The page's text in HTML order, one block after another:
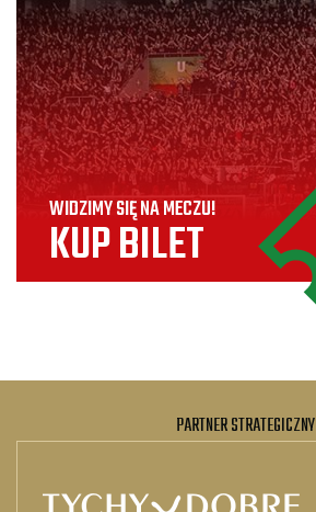
WIDZIMY SIĘ NA MECZU!
KUP BILET
PARTNER STRATEGICZNY